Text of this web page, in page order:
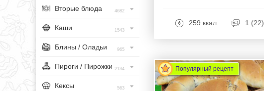
Вторые блюда 4682
Каши 1543
Блины / Оладьи 965
Пироги / Пирожки 2134
Кексы 563
259 ккал 1 (22)
Популярный рецепт